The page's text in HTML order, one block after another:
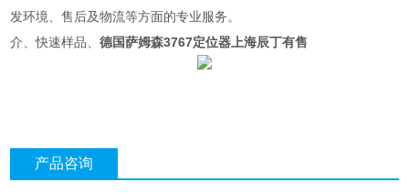
发环境、售后及物流等方面的专业服务。
介、快速样品、德国萨姆森3767定位器上海辰丁有售
产品咨询